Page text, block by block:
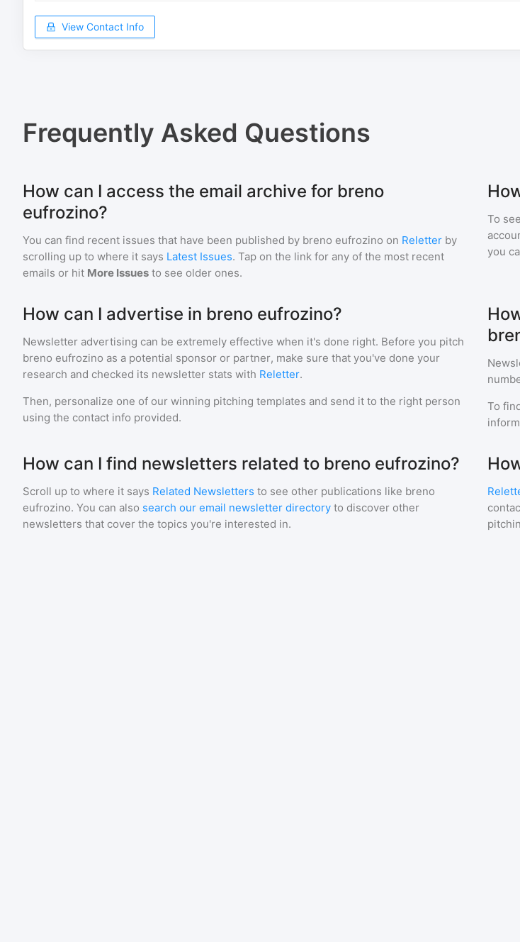
View Contact Info
Frequently Asked Questions
How can I access the email archive for breno
eufrozino?
You can find recent issues that have been published by breno eufrozino on Reletter by
scrolling up to where it says Latest Issues. Tap on the link for any of the most recent
emails or hit More Issues to see older ones.
To
you
How can I advertise in breno eufrozino?
Newsletter advertising can be extremely effective when it's done right. Before you pitch
breno eufrozino as a potential sponsor or partner, make sure that you've done your
research and checked its newsletter stats with Reletter.
Then, personalize one of our winning pitching templates and send it to the right person
using the contact info provided.
To
How can I find newsletters related to breno eufrozino?
Scroll up to where it says Related Newsletters to see other publications like breno
eufrozino. You can also search our email newsletter directory to discover other
newsletters that cover the topics you're interested in.